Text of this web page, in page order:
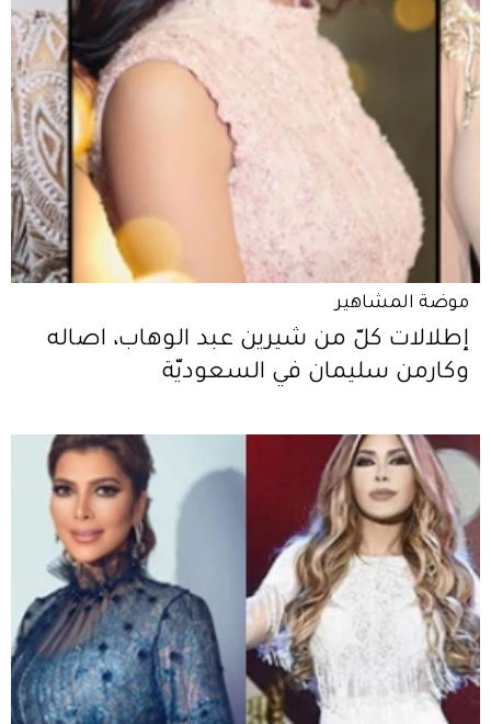
موضة المشاهير
إطلالات كلّ من شيرين عبد الوهاب، اصاله
وكارمن سليمان في السعوديّة